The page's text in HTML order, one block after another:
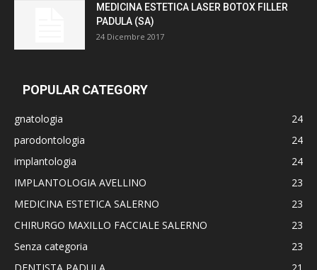
MEDICINA ESTETICA LASER BOTOX FILLER
PADULA (SA)
24 Dicembre 2017
POPULAR CATEGORY
gnatologia
24
parodontologia
24
implantologia
24
IMPLANTOLOGIA AVELLINO
23
MEDICINA ESTETICA SALERNO
23
CHIRURGO MAXILLO FACCIALE SALERNO
23
Senza categoria
23
DENTISTA PADULA
21